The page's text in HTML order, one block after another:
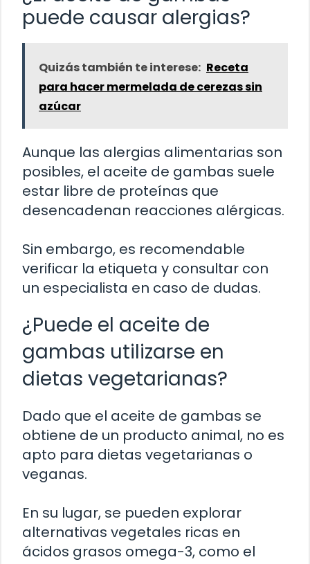
puede causar alergias?
Quizás también te interese: Receta
para hacer mermelada de cerezas sin
azúcar
Aunque las alergias alimentarias son
posibles, el aceite de gambas suele
estar libre de proteínas que
desencadenan reacciones alérgicas.
Sin embargo, es recomendable
verificar la etiqueta y consultar con
un especialista en caso de dudas.
¿Puede el aceite de
gambas utilizarse en
dietas vegetarianas?
Dado que el aceite de gambas se
obtiene de un producto animal, no es
apto para dietas vegetarianas o
veganas.
En su lugar, se pueden explorar
alternativas vegetales ricas en
ácidos grasos omega-3, como el